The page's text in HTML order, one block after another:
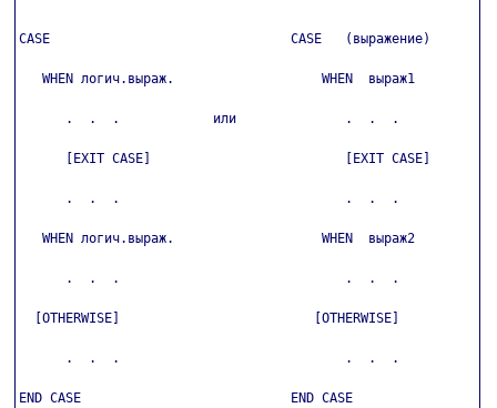
CASE                               CASE   (выражение)
   WHEN логич.выраж.                   WHEN  выраж1
      .  .  .            или              .  .  .
      [EXIT CASE]                         [EXIT CASE]
      .  .  .                             .  .  .
   WHEN логич.выраж.                   WHEN  выраж2
      .  .  .                             .  .  .
  [OTHERWISE]                         [OTHERWISE]
      .  .  .                             .  .  .
END CASE                           END CASE